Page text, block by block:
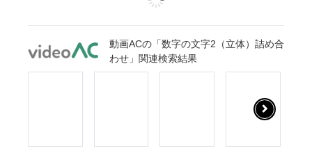
動画ACの「数字の文字2（立体）詰め合
わせ」関連検索結果